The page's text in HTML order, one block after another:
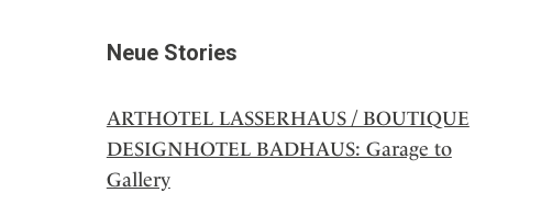
Neue Stories
ARTHOTEL LASSERHAUS / BOUTIQUE
DESIGNHOTEL BADHAUS: Garage to
Gallery